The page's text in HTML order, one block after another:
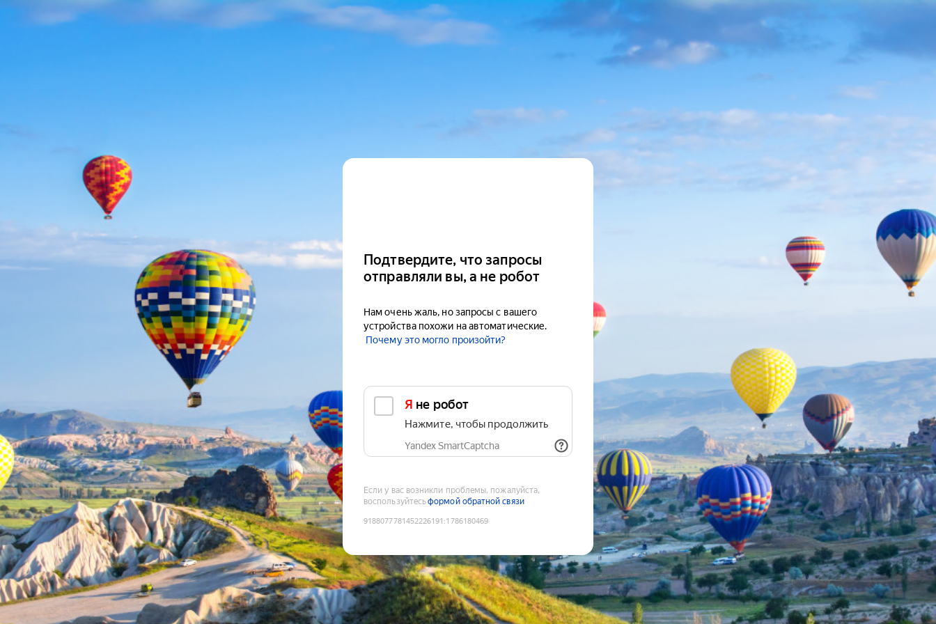
Подтвердите, что запросы
отправляли вы, а не робот
Нам очень жаль, но запросы с вашего
устройства похожи на автоматические.
Почему это могло произойти?
Я не робот
Нажмите, чтобы продолжить
Yandex SmartCaptcha
Если у вас возникли проблемы, пожалуйста,
воспользуйтесьформой обратной связи
9188077781452226191 :1786180469